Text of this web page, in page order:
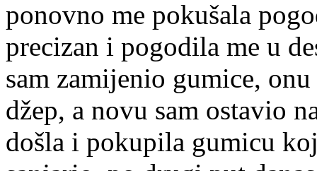
ponovno me pokušala
precizan i pogodila me u
sam zamijenio gumice,
džep, a novu sam ostavio
došla i pokupila gumicu